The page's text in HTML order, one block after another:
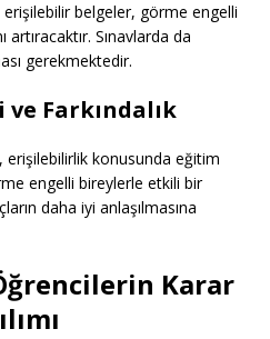
erişilebilir belgeler, görme engelli
artıracaktır. Sınavlarda da
gerekmektedir.
Farkındalık
konusunda eğitim
engelli bireylerle etkili bir
daha iyi anlaşılmasına
Karar